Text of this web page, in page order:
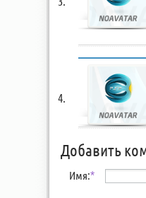
Добавить
Имя:*